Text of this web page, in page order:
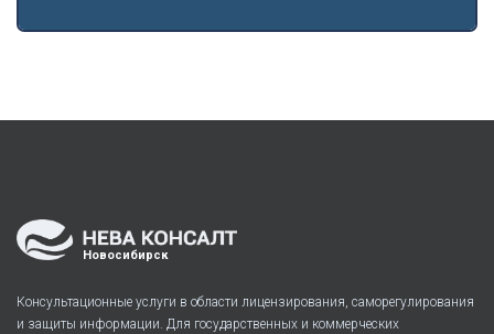
Новосибирск
Консультационные услуги в области лицензирования, саморегулирования
и защиты информации. Для государственных и коммерческих